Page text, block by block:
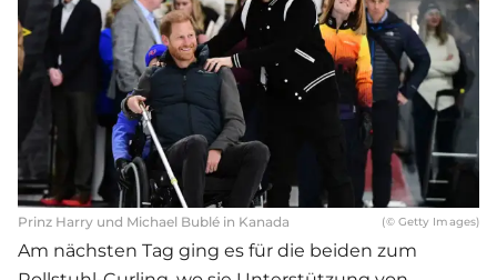
Prinz Harry und Michael Bublé in Kanada (© Getty Images)
Am nächsten Tag ging es für die beiden zum